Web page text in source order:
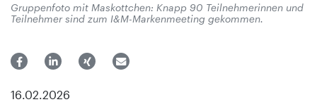
Gruppenfoto mit Maskottchen: Knapp 90 Teilnehmerinnen und
Teilnehmer sind zum I&M-Markenmeeting gekommen.
16.02.2026